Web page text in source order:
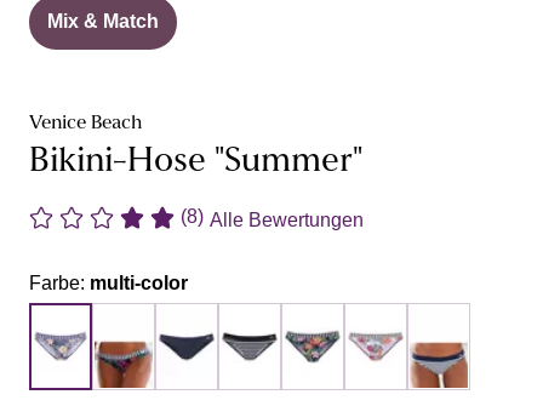
Mix & Match
Venice Beach
Bikini-Hose "Summer"
(8) Alle Bewertungen
Farbe: multi-color